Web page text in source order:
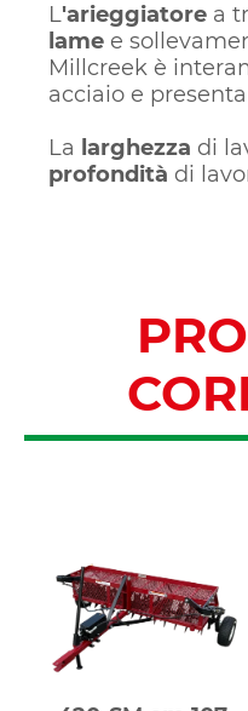
L'arieggiatore a
lame e
Millcreek è
acciaio e
La larghezza di
profondità di